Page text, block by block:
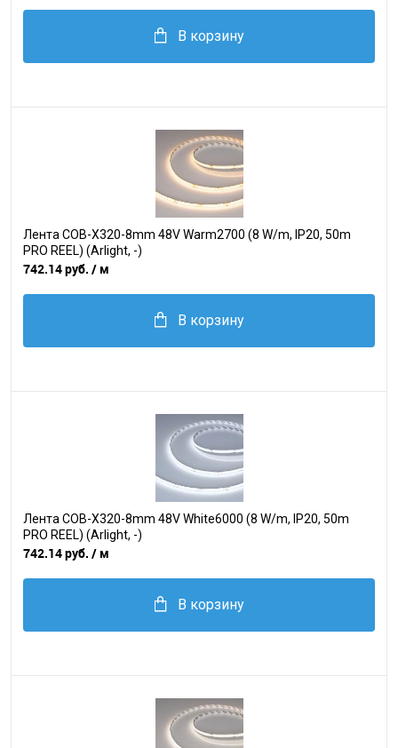
В корзину
Лента COB-X320-8mm 48V Warm2700 (8 W/m, IP20, 50m
PRO REEL) (Arlight, -)
742.14 руб. / м
В корзину
Лента COB-X320-8mm 48V White6000 (8 W/m, IP20, 50m
PRO REEL) (Arlight, -)
742.14 руб. / м
В корзину